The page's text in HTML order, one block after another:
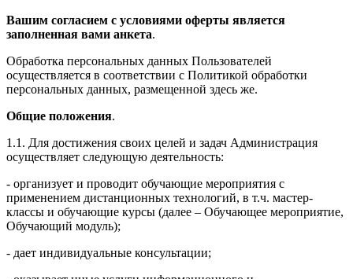
Вашим согласием с условиями оферты является
заполненная вами анкета.
Обработка персональных данных Пользователей
осуществляется в соответствии с Политикой обработки
персональных данных, размещенной здесь же.
Общие положения.
1.1. Для достижения своих целей и задач Администрация
осуществляет следующую деятельность:
- организует и проводит обучающие мероприятия с
применением дистанционных технологий, в т.ч. мастер-
классы и обучающие курсы (далее – Обучающее мероприятие,
Обучающий модуль);
- дает индивидуальные консультации;